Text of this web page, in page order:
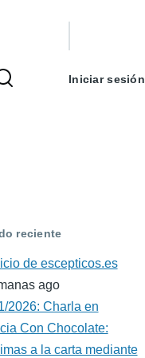
Iniciar sesión
reciente
de escepticos.es
ago
2026: Charla en
Con Chocolate:
a la carta mediante